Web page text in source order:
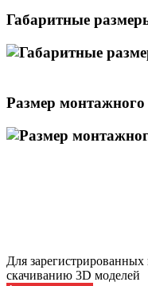
Габаритные
Размер монтажного
Для зарегистрированных
скачиванию 3D моделей